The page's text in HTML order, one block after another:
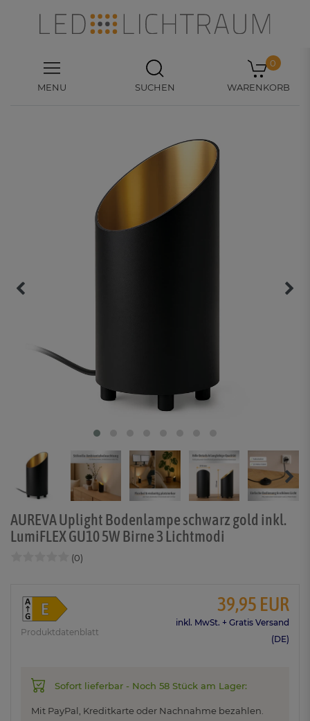
MENU SUCHEN
0
WARENKORB
AUREVA Uplight Bodenlampe schwarz gold inkl.
LumiFLEX GU10 5W Birne 3 Lichtmodi
(0)
Produktdatenblatt
39,95 EUR
inkl. MwSt. + Gratis Versand
(DE)
Sofort lieferbar - Noch 58 Stück am Lager:
Mit PayPal, Kreditkarte oder Nachnahme bezahlen.